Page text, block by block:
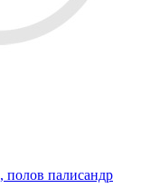
полов палисандр